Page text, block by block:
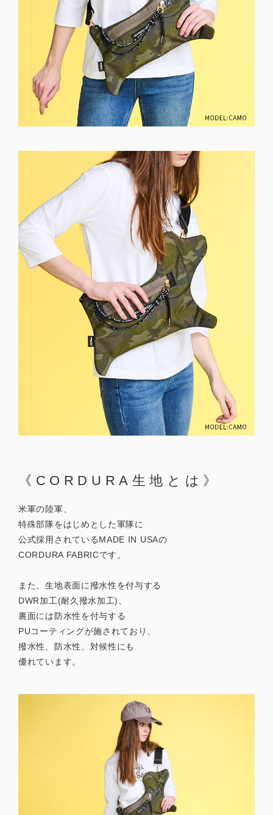
《CORDURA生地とは》
米軍の陸軍、
特殊部隊をはじめとした軍隊に
公式採用されているMADE IN USAの
CORDURA FABRICです。
また、生地表面に撥水性を付与する
DWR加工(耐久撥水加工)、
裏面には防水性を付与する
PUコーティングが施されており、
撥水性、防水性、対候性にも
優れています。